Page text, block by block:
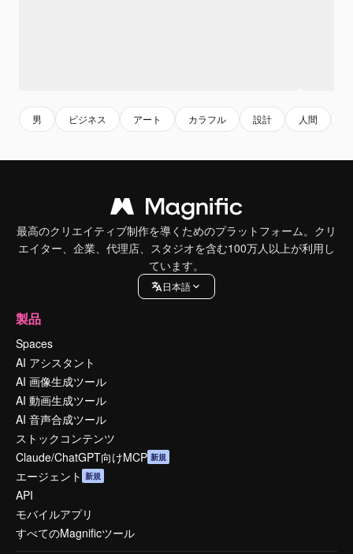
男 ビジネス アート カラフル 設計 人間
最高のクリエイティブ制作を導くためのプラットフォーム。クリ
エイター、企業、代理店、スタジオを含む100万人以上が利用し
ています。
日本語
製品
Spaces
AI アシスタント
AI 画像生成ツール
AI 動画生成ツール
AI 音声合成ツール
ストックコンテンツ
Claude/ChatGPT向けMCP 新規
エージェント 新規
API
モバイルアプリ
すべてのMagnificツール